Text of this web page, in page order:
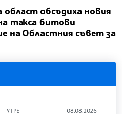
обсъдиха новия
такса битови
на Областния съвет за
УТРЕ 08.08.2026